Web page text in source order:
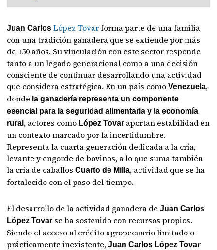
Juan Carlos López Tovarforma parte de una familia
con una tradición ganadera que se extiende por más
de 150 años. Su vinculación con este sector responde
tanto a un legado generacional como a una decisión
consciente de continuar desarrollando una actividad
que considera estratégica. En un país comoVenezuela,
donde la ganadería representa un componente
esencial para la seguridad alimentaria y la economía
rural , actores como López Tovar aportan estabilidad en
un contexto marcado por la incertidumbre.
Representa la cuarta generación dedicada a la cría,
levante y engorde de bovinos, a lo que suma también
la cría de caballosCuarto de Milla, actividad que se ha
fortalecido con el paso del tiempo.
El desarrollo de la actividad ganadera deJuan Carlos
López Tovar se ha sostenido con recursos propios.
Siendo el acceso al crédito agropecuario limitado o
prácticamente inexistente,Juan Carlos López Tovar